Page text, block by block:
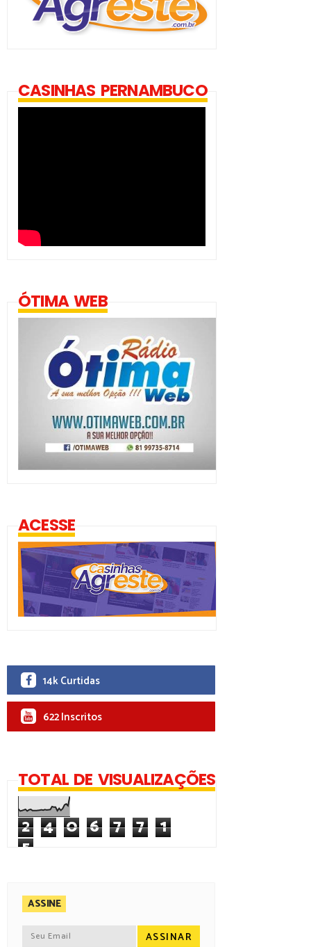
CASINHAS PERNAMBUCO
ÓTIMA WEB
ACESSE
14k Curtidas
622 Inscritos
TOTAL DE VISUALIZAÇÕES
2 4 0 6 7 7 1
5
ASSINE